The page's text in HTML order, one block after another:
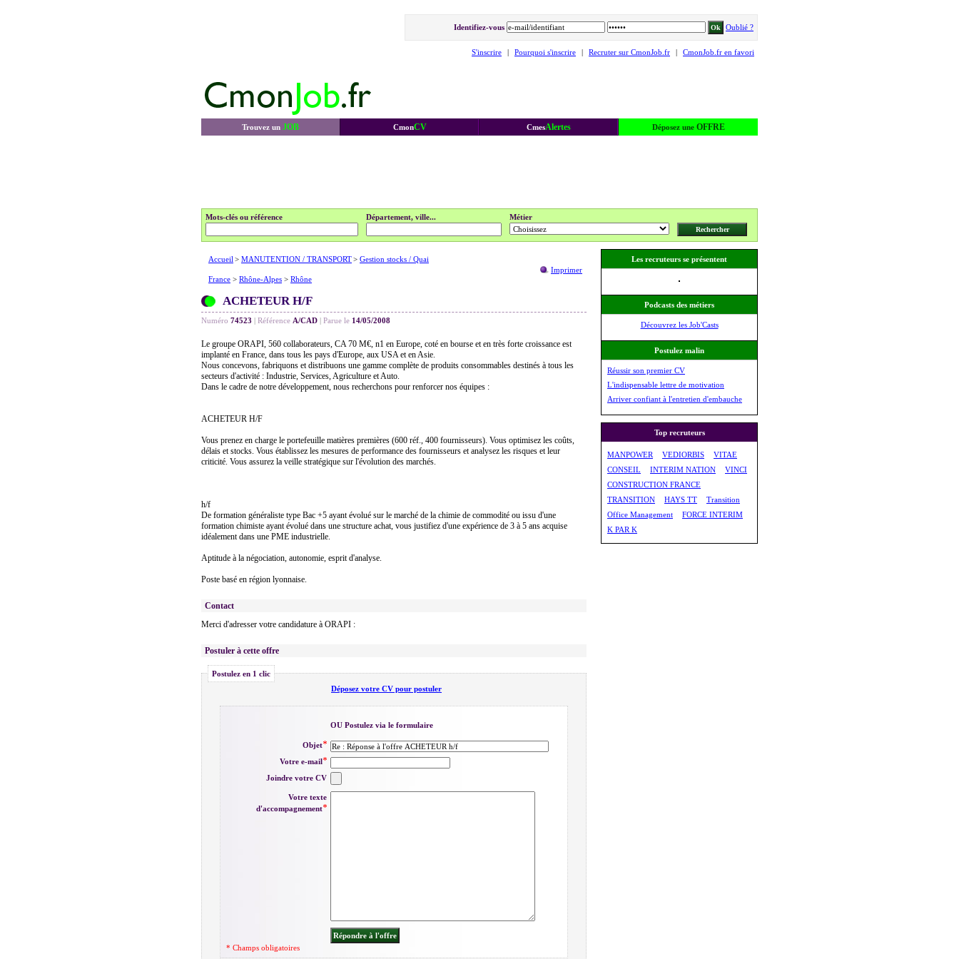
Identifiez-vous Oublié ?
S'inscrire | Pourquoi s'inscrire | Recruter sur CmonJob.fr | CmonJob.fr en favori
Trouvez un JOB CmonCV CmesAlertes Déposez une OFFRE
Mots-clés ou référence Département, ville... Métier
Imprimer
Accueil > MANUTENTION / TRANSPORT> Gestion stocks / Quai
France > Rhône-Alpes > Rhône
ACHETEUR H/F
Numéro 74523 | Référence A/CAD | Parue le 14/05/2008
Le groupe ORAPI, 560 collaborateurs, CA 70 M€, n1 en Europe, coté en bourse et en très forte croissance est
implanté en France, dans tous les pays d'Europe, aux USA et en Asie.
Nous concevons, fabriquons et distribuons une gamme complète de produits consommables destinés à tous les
secteurs d'activité : Industrie, Services, Agriculture et Auto.
Dans le cadre de notre développement, nous recherchons pour renforcer nos équipes :
ACHETEUR H/F
Vous prenez en charge le portefeuille matières premières (600 réf., 400 fournisseurs). Vous optimisez les coûts,
délais et stocks. Vous établissez les mesures de performance des fournisseurs et analysez les risques et leur
criticité. Vous assurez la veille stratégique sur l'évolution des marchés.
h/f
De formation généraliste type Bac +5 ayant évolué sur le marché de la chimie de commodité ou issu d'une
formation chimiste ayant évolué dans une structure achat, vous justifiez d'une expérience de 3 à 5 ans acquise
idéalement dans une PME industrielle.
Aptitude à la négociation, autonomie, esprit d'analyse.
Poste basé en région lyonnaise.
Contact
Merci d'adresser votre candidature à ORAPI :
Postuler à cette offre
Postulez en 1 clic
Déposez votre CV pour postuler
OU Postulez via le formulaire
Objet
Votre e-mail
Joindre votre CV
Votre texte
d'accompagnement
* Champs obligatoires
Les recruteurs se présentent
Podcasts des métiers
Découvrez les Job'Casts
Postulez malin
Réussir son premier CV
L'indispensable lettre de motivation
Arriver confiant à l'entretien d'embauche
Top recruteurs
MANPOWER VEDIORBIS
VITAE
CONSEIL
INTERIM NATION
VINCI
CONSTRUCTION FRANCE
TRANSITION
HAYS TT
Transition
Office Management
FORCE INTERIM
K PAR K